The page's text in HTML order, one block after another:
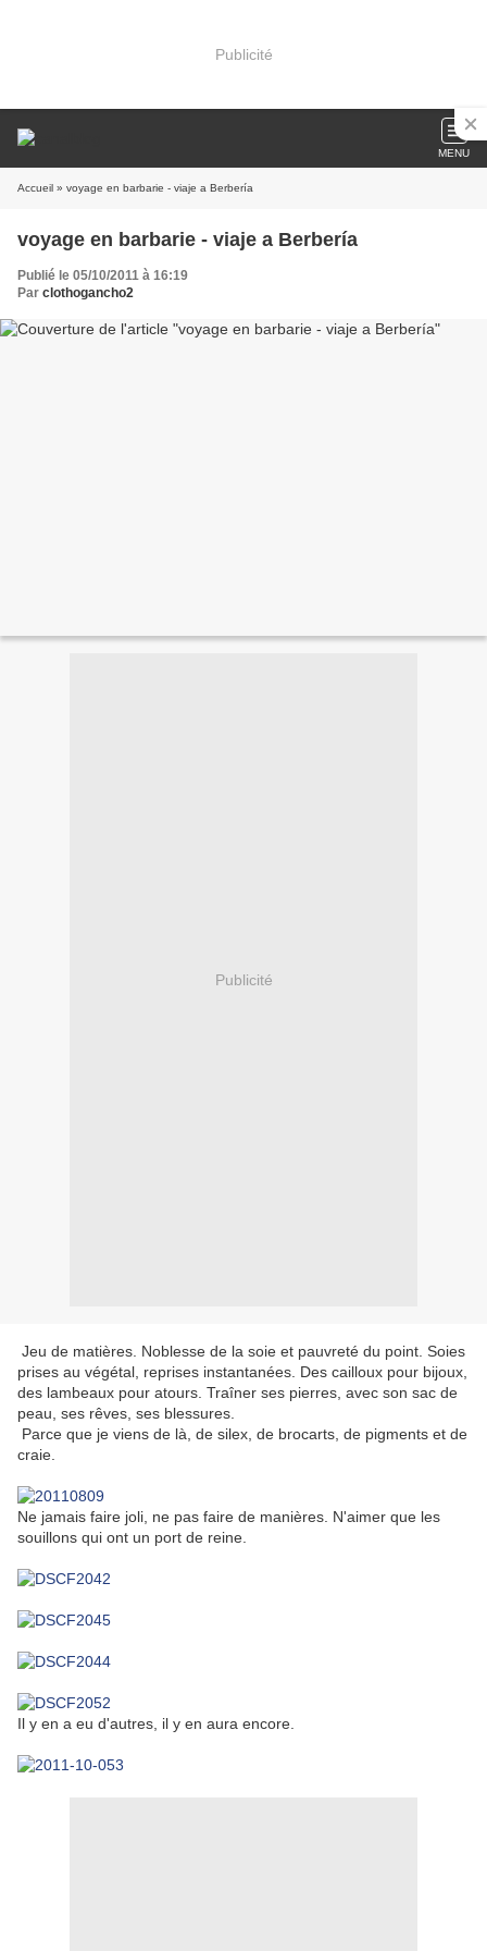
Publicité
MENU
Accueil » voyage en barbarie - viaje a Berbería
voyage en barbarie - viaje a Berbería
Publié le 05/10/2011 à 16:19
Par clothogancho2
Publicité
Jeu de matières. Noblesse de la soie et pauvreté du point. Soies
prises au végétal, reprises instantanées. Des cailloux pour bijoux,
des lambeaux pour atours. Traîner ses pierres, avec son sac de
peau, ses rêves, ses blessures.
Parce que je viens de là, de silex, de brocarts, de pigments et de
craie.
Ne jamais faire joli, ne pas faire de manières. N'aimer que les
souillons qui ont un port de reine.
Il y en a eu d'autres, il y en aura encore.